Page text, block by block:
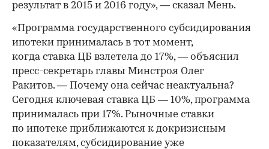
результат в 2015 и 2016 году», — сказал Мень.
«Программа государственного субсидирования
ипотеки принималась в тот момент,
когда ставка ЦБ взлетела до 17%, — объяснил
пресс-секретарь главы Минстроя Олег
Ракитов. — Почему она сейчас неактуальна?
Сегодня ключевая ставка ЦБ — 10%, программа
принималась при 17%. Рыночные ставки
по ипотеке приближаются к докризисным
показателям, субсидирование уже